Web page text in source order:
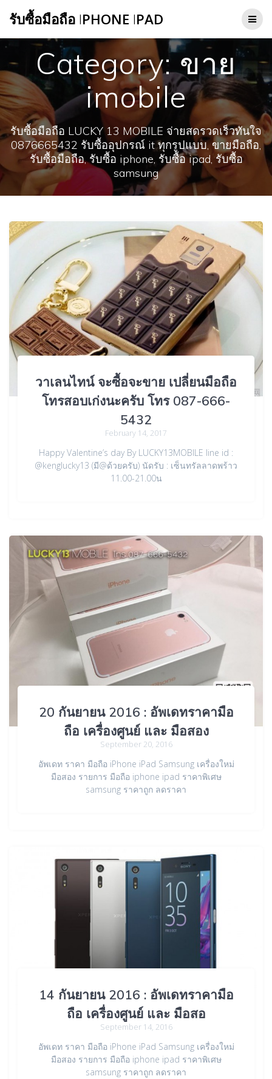
to
รับซื้อมือถือ IPHONE IPAD
Category:ขาย
imobile
รับซื้อมือถือ LUCKY 13 MOBILE จ่ายสดรวดเร็วทันใจ
0876665432 รับซื้ออุปกรณ์ it ทุกรูปแบบ, ขายมือถือ,
รับซื้อมือถือ, รับซื้อ iphone, รับซื้อ ipad, รับซื้อ
samsung
วาเลนไทน์ จะซื้อจะขาย เปลี่ยนมือถือ
โทรสอบเก่งนะครับ โทร 087-666-
5432
February 14, 2017
Happy Valentine’s day By LUCKY13MOBILE line id :
@kenglucky13 (มี@ด้วยครับ) นัดรับ : เซ็นทรัลลาดพร้าว
11.00-21.00น
20 กันยายน 2016 : อัพเดทราคามือ
ถือ เครื่องศูนย์ และ มือสอง
September 20, 2016
อัพเดท ราคา มือถือ iPhone iPad Samsung เครื่องใหม่
มือสอง รายการ มือถือ iphone ipad ราคาพิเศษ
samsung ราคาถูก ลดราคา
14 กันยายน 2016 : อัพเดทราคามือ
ถือ เครื่องศูนย์ และ มือสอ
September 14, 2016
อัพเดท ราคา มือถือ iPhone iPad Samsung เครื่องใหม่
มือสอง รายการ มือถือ iphone ipad ราคาพิเศษ
samsung ราคาถูก ลดราคา